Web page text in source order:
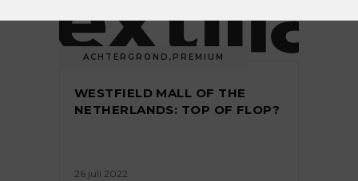
ACHTERGROND , PREMIUM
WESTFIELD MALL OF THE
NETHERLANDS: TOP OF FLOP?
26 juli 2022